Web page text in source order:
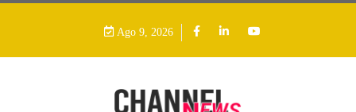
Ago 9, 2026